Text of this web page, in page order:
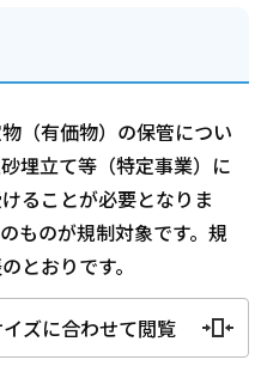
（有価物）の保管につい
埋立て等（特定事業）に
ることが必要となりま
ものが規制対象です。規
とおりです。
ズに合わせて閲覧